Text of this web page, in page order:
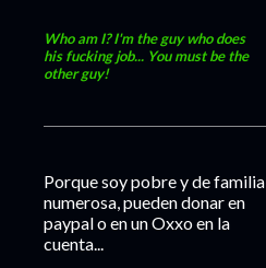
Who am I? I'm the guy who does
his fucking job... You must be the
other guy!
Porque soy pobre y de familia
numerosa, pueden donar en
paypal o en un Oxxo en la
cuenta...